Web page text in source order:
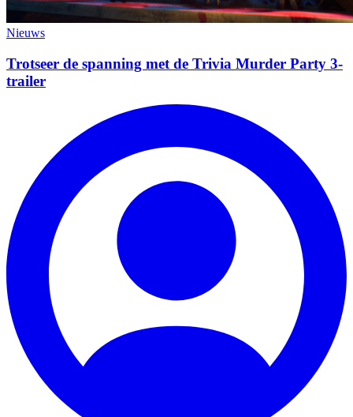
Nieuws
Trotseer de spanning met de Trivia Murder Party 3-
trailer